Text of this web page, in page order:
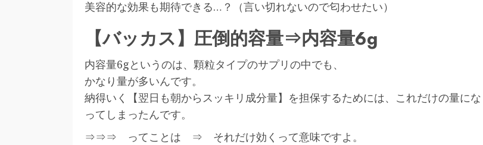
美容的な効果も期待できる…？（言い切れないので匂わせたい）
【バッカス】圧倒的容量⇒内容量6g
内容量6gというのは、顆粒タイプのサプリの中でも、
かなり量が多いんです。
納得いく【翌日も朝からスッキリ成分量】を担保するためには、これだけの量にな
ってしまったんです。
⇒⇒⇒ ってことは ⇒ それだけ効くって意味ですよ。